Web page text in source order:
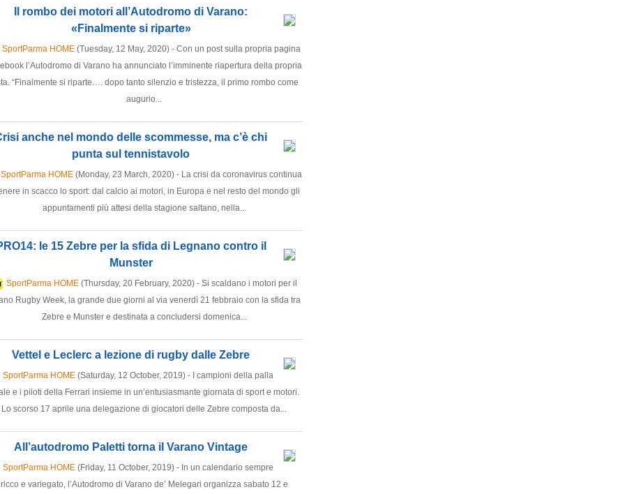
Il rombo dei motori all’Autodromo di Varano:
«Finalmente si riparte»
SportParma HOME (Tuesday, 12 May, 2020) - Con un post sulla propria pagina
l’Autodromo di Varano ha annunciato l’imminente riapertura della propria
“Finalmente si riparte…. dopo tanto silenzio e tristezza, il primo rombo come
augurio...
anche nel mondo delle scommesse, ma c’è chi
punta sul tennistavolo
SportParma HOME (Monday, 23 March, 2020) - La crisi da coronavirus continua
in scacco lo sport: dal calcio ai motori, in Europa e nel resto del mondo gli
appuntamenti più attesi della stagione saltano, nella...
le 15 Zebre per la sfida di Legnano contro il
Munster
SportParma HOME(Thursday, 20 February, 2020) - Si scaldano i motori per il
Rugby Week, la grande due giorni al via venerdì 21 febbraio con la sfida tra
Zebre e Munster e destinata a concludersi domenica...
Vettel e Leclerc a lezione di rugby dalle Zebre
SportParma HOME (Saturday, 12 October, 2019) - I campioni della palla
e i piloti della Ferrari insieme in un’entusiasmante giornata di sport e motori.
Lo scorso 17 aprile una delegazione di giocatori delle Zebre composta da...
All’autodromo Paletti torna il Varano Vintage
SportParma HOME (Friday, 11 October, 2019) - In un calendario sempre
ricco e variegato, l’Autodromo di Varano de’ Melegari organizza sabato 12 e